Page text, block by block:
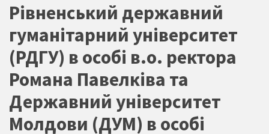
Рівненський державний
гуманітарний університет
(РДГУ) в особі в.о. ректора
Романа Павелківа та
Державний університет
Молдови (ДУМ) в особі